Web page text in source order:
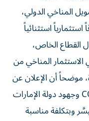
المناخي الدولي،
استثنائياً
الخاص،
الاستثمار المناخي من
موضحاً أن الإعلان عن
الصندوق يدعم خطة عمل رئاسة COP28 وجهود دولة الإمارات
وبتكلفة مناسبة